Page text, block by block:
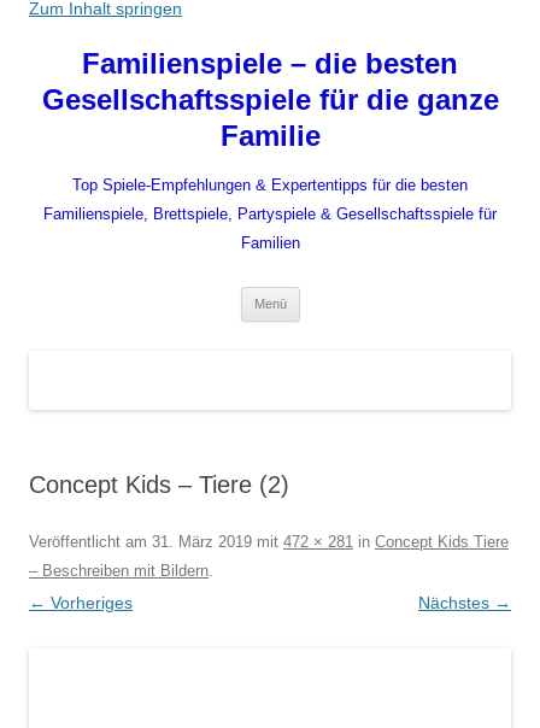
Zum Inhalt springen
Familienspiele – die besten
Gesellschaftsspiele für die ganze
Familie
Top Spiele-Empfehlungen & Expertentipps für die besten
Familienspiele, Brettspiele, Partyspiele & Gesellschaftsspiele für
Familien
Menü
Concept Kids – Tiere (2)
Veröffentlicht am 31. März 2019 mit 472 × 281 in Concept Kids Tiere
– Beschreiben mit Bildern.
← Vorheriges Nächstes →